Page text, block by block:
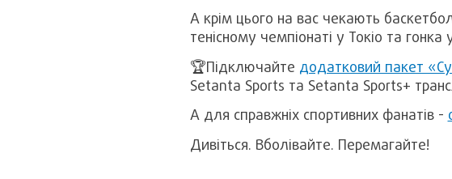
А крім цього на вас чекають
тенісному чемпіонаті у Токіо та гонка
🏆Підключайте додатковий пакет
Setanta Sports та Setanta Sports+
А для справжніх спортивних фанатів -
Дивіться. Вболівайте. Перемагайте!